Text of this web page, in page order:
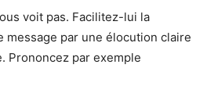
voit pas. Facilitez-lui la
message par une élocution claire
Prononcez par exemple